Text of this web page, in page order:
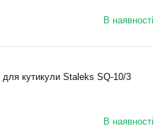
В наявності
для кутикули Staleks SQ-10/3
В наявності